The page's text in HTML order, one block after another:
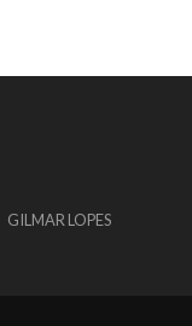
GILMAR LOPES